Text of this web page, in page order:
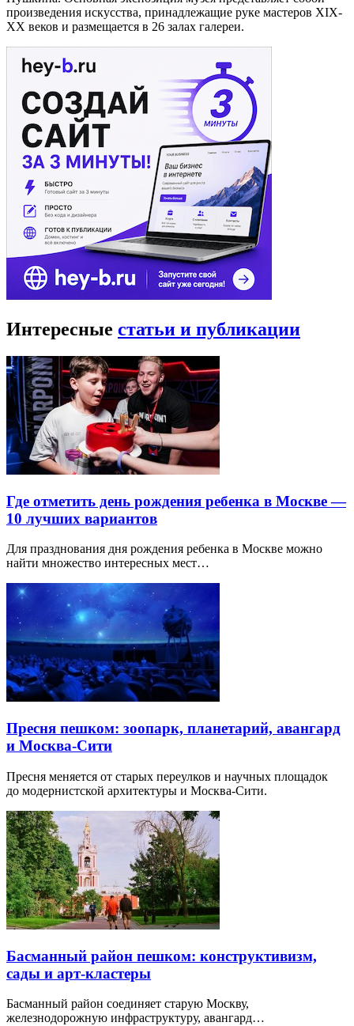
произведения искусства, принадлежащие руке мастеров XIX-
XX веков и размещается в 26 залах галереи.
Интересные статьи и публикации
Где отметить день рождения ребенка в Москве —
10 лучших вариантов
Для празднования дня рождения ребенка в Москве можно
найти множество интересных мест…
Пресня пешком: зоопарк, планетарий, авангард
и Москва-Сити
Пресня меняется от старых переулков и научных площадок
до модернистской архитектуры и Москва-Сити.
Басманный район пешком: конструктивизм,
сады и арт-кластеры
Басманный район соединяет старую Москву,
железнодорожную инфраструктуру, авангард…